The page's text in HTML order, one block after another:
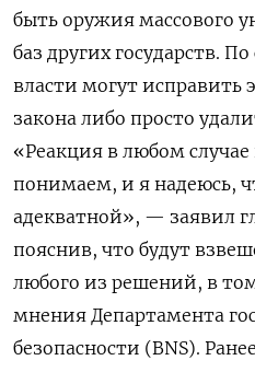
быть оружия массового
баз других государств.
власти могут исправить
закона либо просто
«Реакция в любом
понимаем, и я надеюсь,
адекватной», — заявил
пояснив, что будут
любого из решений, в
мнения Департамента
безопасности (BNS).